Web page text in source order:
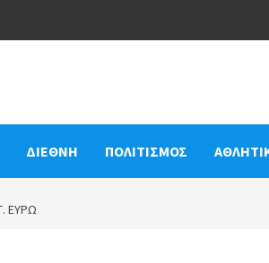
ΔΙΕΘΝΗ ΠΟΛΙΤΙΣΜΟΣ
ΕΥΡΏ